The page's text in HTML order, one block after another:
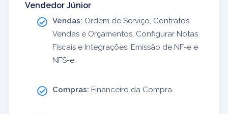
Vendedor Júnior
Vendas: Ordem de Serviço, Contratos,
Vendas e Orçamentos, Configurar Notas
Fiscais e Integrações, Emissão de NF-e e
NFS-e.
Compras: Financeiro da Compra.